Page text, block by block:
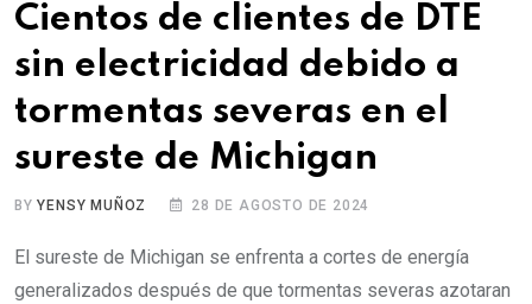
Cientos de clientes de DTE
sin electricidad debido a
tormentas severas en el
sureste de Michigan
BYYENSY MUÑOZ 28 DE AGOSTO DE 2024
El sureste de Michigan se enfrenta a cortes de energía
generalizados después de que tormentas severas azotaran